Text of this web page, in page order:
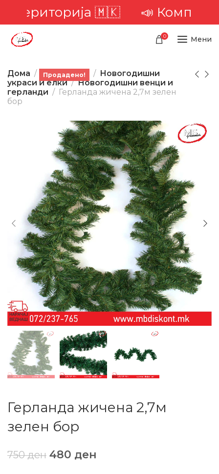
територија 🇲🇰 📣
0 Мени
Дома Производи
Новогодишни
украси и елки
Новогодишни венци и
герланди
Герланда жичена 2,7м зелен
бор
Продадено!
Герланда жичена 2,7м
зелен бор
750ден 480 ден